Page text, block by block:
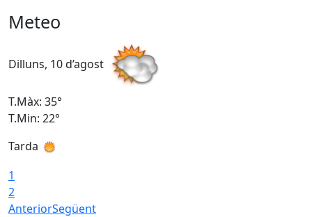
Meteo
Dilluns, 10 d’agost
T.Màx: 35°
T.Min: 22°
Tarda
1
2
AnteriorSegüent